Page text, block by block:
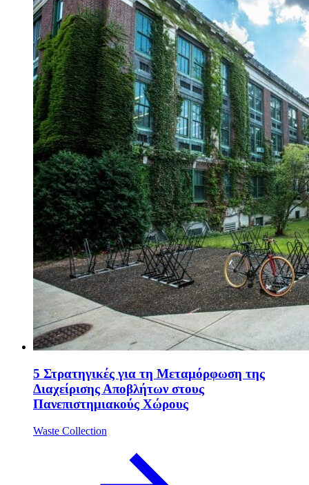
5 Στρατηγικές για τη Μεταμόρφωση της
Διαχείρισης Αποβλήτων στους
Πανεπιστημιακούς Χώρους
Waste Collection